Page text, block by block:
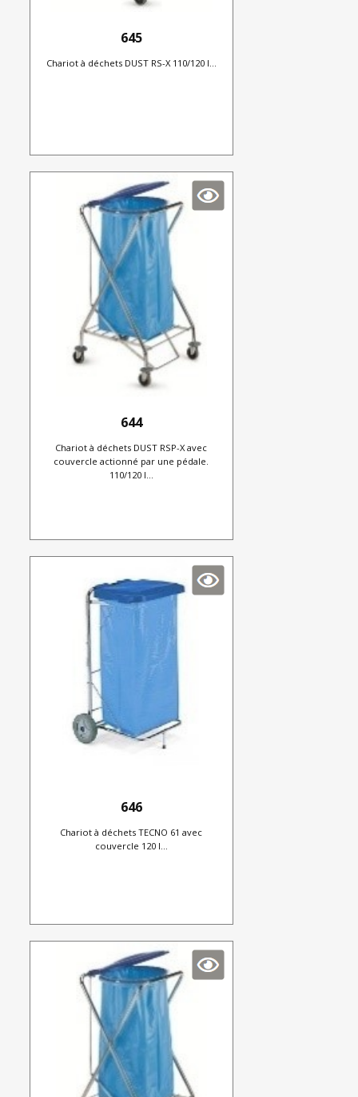
645
Chariot à déchets DUST RS-X 110/120 l...
644
Chariot à déchets DUST RSP-X avec
couvercle actionné par une pédale.
110/120 l...
646
Chariot à déchets TECNO 61 avec
couvercle 120 l...